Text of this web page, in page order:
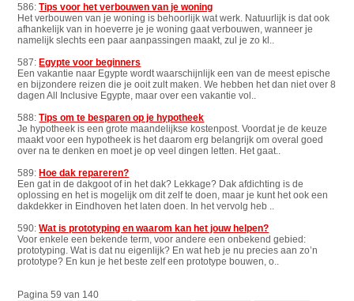
586:Tips voor het verbouwen van je woning
Het verbouwen van je woning is behoorlijk wat werk. Natuurlijk is dat ook
afhankelijk van in hoeverre je je woning gaat verbouwen, wanneer je
namelijk slechts een paar aanpassingen maakt, zul je zo kl..
587:Egypte voor beginners
Een vakantie naar Egypte wordt waarschijnlijk een van de meest epische
en bijzondere reizen die je ooit zult maken. We hebben het dan niet over 8
dagen All Inclusive Egypte, maar over een vakantie vol..
588:Tips om te besparen op je hypotheek
Je hypotheek is een grote maandelijkse kostenpost. Voordat je de keuze
maakt voor een hypotheek is het daarom erg belangrijk om overal goed
over na te denken en moet je op veel dingen letten. Het gaat..
589:Hoe dak repareren?
Een gat in de dakgoot of in het dak? Lekkage? Dak afdichting is de
oplossing en het is mogelijk om dit zelf te doen, maar je kunt het ook een
dakdekker in Eindhoven het laten doen. In het vervolg heb ..
590:Wat is prototyping en waarom kan het jouw helpen?
Voor enkele een bekende term, voor andere een onbekend gebied:
prototyping. Wat is dat nu eigenlijk? En wat heb je nu precies aan zo’n
prototype? En kun je het beste zelf een prototype bouwen, o..
Pagina 59 van 140